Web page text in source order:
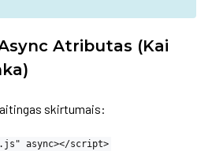
Atributas (Kai
skirtumais:
async></script>